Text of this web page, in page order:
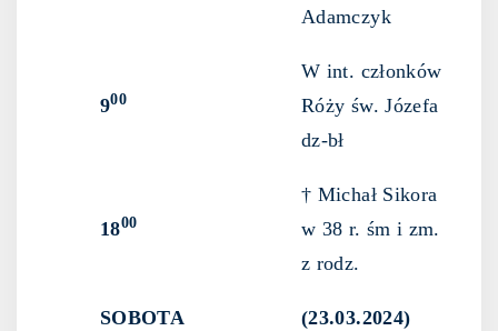
Adamczyk
900
W int. członków
Róży św. Józefa
dz-bł
1800
† Michał Sikora
w 38 r. śm i zm.
z rodz.
SOBOTA (23.03.2024)